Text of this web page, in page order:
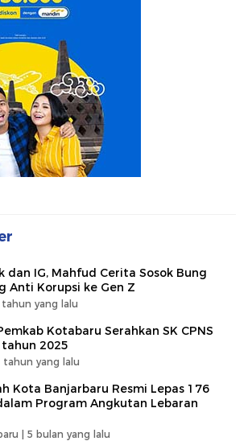
dan IG, Mahfud Cerita Sosok Bung
Anti Korupsi ke Gen Z
tahun yang lalu
Kotabaru Serahkan SK CPNS
tahun 2025
tahun yang lalu
Kota Banjarbaru Resmi Lepas 176
Program Angkutan Lebaran
| 5 bulan yang lalu